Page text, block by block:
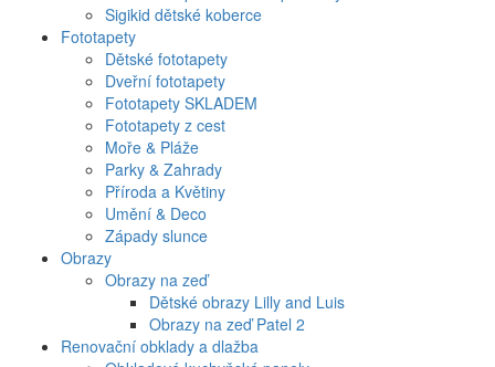
Sigikid dětské koberce
Fototapety
Dětské fototapety
Dveřní fototapety
Fototapety SKLADEM
Fototapety z cest
Moře & Pláže
Parky & Zahrady
Příroda a Květiny
Umění & Deco
Západy slunce
Obrazy
Obrazy na zeď
Dětské obrazy Lilly and Luis
Obrazy na zeď Patel 2
Renovační obklady a dlažba